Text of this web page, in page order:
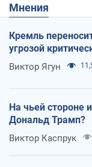
Мнения
Кремль
угрозой
Виктор Ягун
На чьей стороне
Дональд Трамп?
Виктор Каспрук